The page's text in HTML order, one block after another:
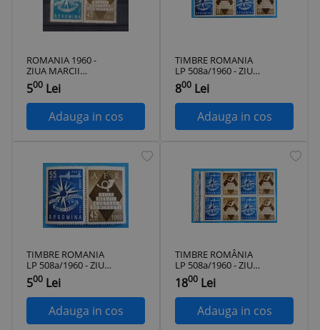
ROMANIA 1960 -
ZIUA MARCII
POSTALE
ROMANESTI,
VINIETA, MNH - LP
500 Lei
Adauga in cos
TIMBRE ROMANIA
LP 508a/1960 - ZIUA
MARCII POSTALE
ROMANESTI -
Pereche-MNH
800 Lei
Adauga in cos
TIMBRE ROMANIA
LP 508a/1960 - ZIUA
MARCII POSTALE
ROMANESTI - Serie
simplă-MNH
500 Lei
Adauga in cos
TIMBRE ROMÂNIA
LP 508a/1960 - ZIUA
MARCII POȘTALE
ROMÂNEȘTI Bloc de
4-MNH
1800 Lei
Adauga in cos